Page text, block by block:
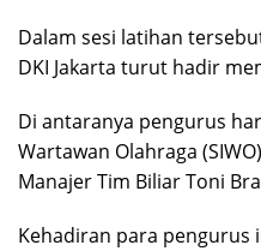
Dalam sesi latihan
DKI Jakarta turut hadir
Di antaranya pengurus
Wartawan Olahraga
Manajer Tim Biliar Toni
Kehadiran para pengurus